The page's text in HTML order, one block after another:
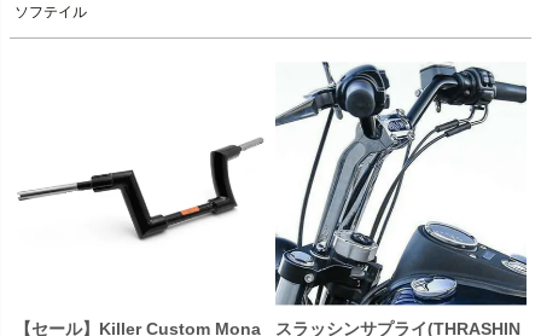
Burly Brand（バーリーブランド）
【セール】Killer Custom Mona
スラッシンサプライ(THRASHIN